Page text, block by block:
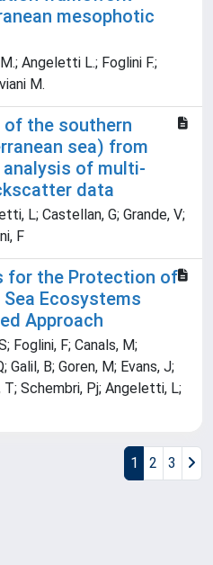
mesophotic
Angeletti L.; Foglini F.;
M.
of the southern
sea) from
of multi-
data
L; Castellan, G; Grande, V;
F
for the Protection of
Ecosystems
Approach
Foglini, F; Canals, M;
Galil, B; Goren, M; Evans, J;
T; Schembri, Pj; Angeletti, L;
1 2 3